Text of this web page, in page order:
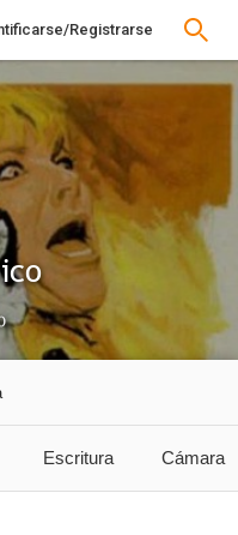
Registrarse
Escritura Cámara